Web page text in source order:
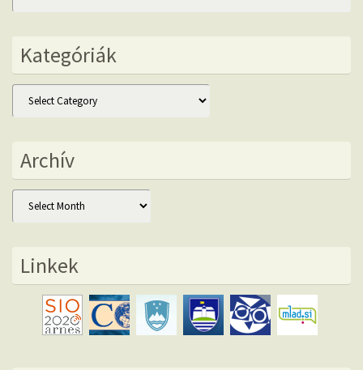
Kategóriák
Kategóriák
Archív
Archív
Linkek